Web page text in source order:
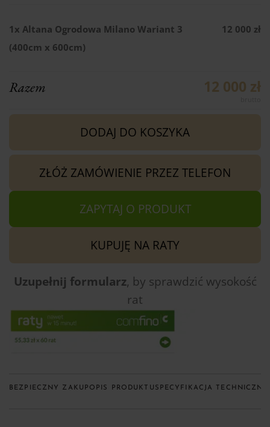
1x Altana Ogrodowa Milano Wariant 3
(400cm x 600cm)
12 000 zł
Razem 12 000 zł
DODAJ DO KOSZYKA
ZŁÓŻ ZAMÓWIENIE PRZEZ TELEFON
ZAPYTAJ O PRODUKT
KUPUJĘ NA RATY
Uzupełnij formularz, by sprawdzić wysokość
rat
BEZPIECZNY ZAKUP OPIS PRODUKTU SPECYFIKACJA TECHNICZNA